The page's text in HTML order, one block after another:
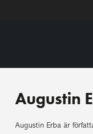
Augustin
Augustin Erba är